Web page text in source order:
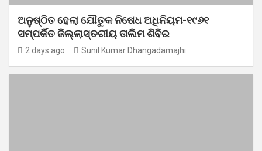
ଅନୁଷ୍ଠିତ ହେଲା ଯୌତୁକ ନିଷେଧ ଅଧିନିୟମ-୧୯୬୧
ସମ୍ପର୍କିତ ଜିଲ୍ଲାସ୍ତରୀୟ ତାଲିମ ଶିବିର
2 days ago Sunil Kumar Dhangadamajhi